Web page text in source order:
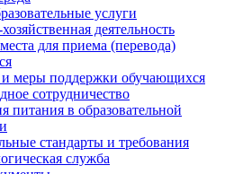
услуги
деятельность
для приема (перевода)
меры поддержки обучающихся
сотрудничество
питания в образовательной
стандарты и требования
служба